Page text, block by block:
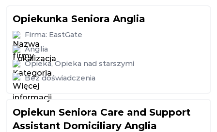
Opiekunka Seniora Anglia
Firma: EastGate
Anglia
Opieka, Opieka nad starszymi
Bez doświadczenia
Opiekun Seniora Care and Support
Assistant Domiciliary Anglia